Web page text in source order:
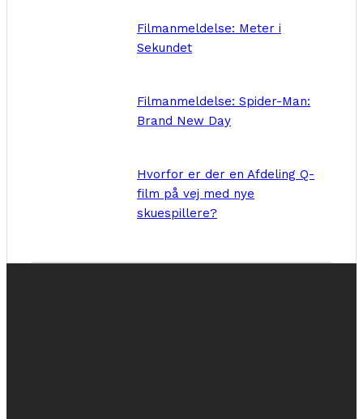
Filmanmeldelse: Meter i
Sekundet
Filmanmeldelse: Spider-Man:
Brand New Day
Hvorfor er der en Afdeling Q-
film på vej med nye
skuespillere?